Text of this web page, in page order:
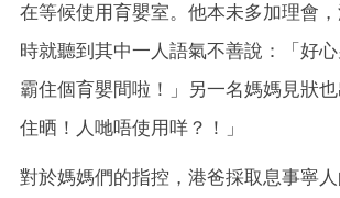
在等候使用育嬰室。他本未多加理會
時就聽到其中一人語氣不善說：「好
霸住個育嬰間啦！」另一名媽媽見狀
住晒！人哋唔使用咩？！」
對於媽媽們的指控，港爸採取息事寧